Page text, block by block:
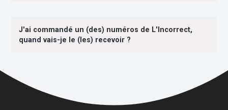
J'ai commandé un (des) numéros de L'Incorrect,
quand vais-je le (les) recevoir ?